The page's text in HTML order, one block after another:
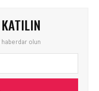
haberdar olun